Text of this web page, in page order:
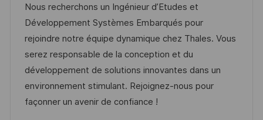
c
a
c
i
ó
n
c
h
a
d
e
p
u
d
e
e
m
p
l
e
t
e
g
o
r
í
Nous recherchons un Ingénieur d’Etudes et
Développement Systèmes Embarqués pour
rejoindre notre équipe dynamique chez Thales. Vous
serez responsable de la conception et du
développement de solutions innovantes dans un
environnement stimulant. Rejoignez-nous pour
façonner un avenir de confiance !